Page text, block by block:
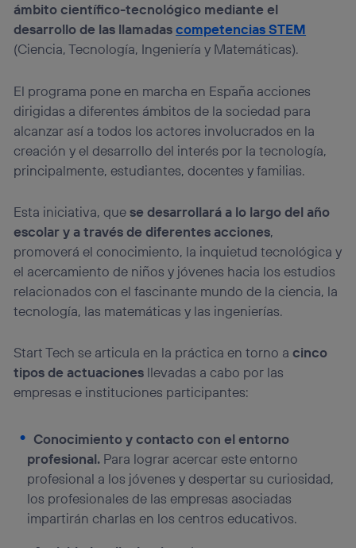
ámbito científico-tecnológico mediante el
desarrollo de las llamadascompetencias STEM
(Ciencia, Tecnología, Ingeniería y Matemáticas).
El programa pone en marcha en España acciones
dirigidas a diferentes ámbitos de la sociedad para
alcanzar así a todos los actores involucrados en la
creación y el desarrollo del interés por la tecnología,
principalmente, estudiantes, docentes y familias.
Esta iniciativa, quese desarrollará a lo largo del año
escolar y a través de diferentes acciones,
promoverá el conocimiento, la inquietud tecnológica y
el acercamiento de niños y jóvenes hacia los estudios
relacionados con el fascinante mundo de la ciencia, la
tecnología, las matemáticas y las ingenierías.
Start Tech se articula en la práctica en torno acinco
tipos de actuaciones llevadas a cabo por las
empresas e instituciones participantes:
Conocimiento y contacto con el entorno
profesional. Para lograr acercar este entorno
profesional a los jóvenes y despertar su curiosidad,
los profesionales de las empresas asociadas
impartirán charlas en los centros educativos.